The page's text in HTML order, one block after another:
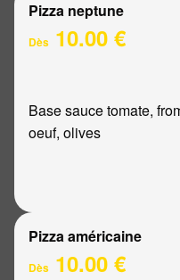
Pizza neptune
Dès 10.00 €
Base sauce tomate,
oeuf, olives
Pizza américaine
Dès 10.00 €